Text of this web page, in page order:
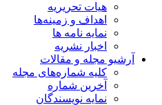
هیات تحریریه
اهداف و زمینه‌ها
نمایه نامه ها
اخبار نشریه
آرشیو مجله و مقالات
کلیه شماره‌های مجله
آخرین شماره
نمایه نویسندگان